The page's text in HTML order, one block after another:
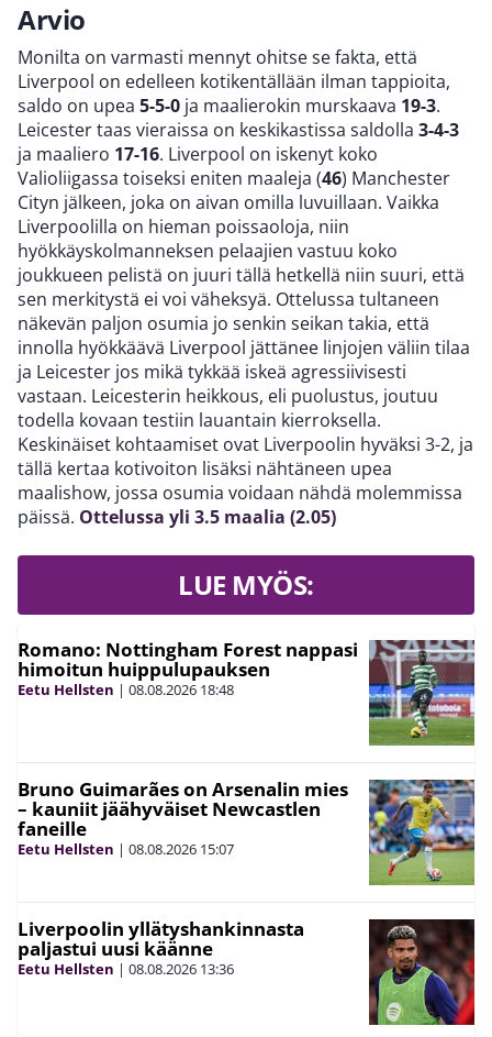
Arvio
Monilta on varmasti mennyt ohitse se fakta, että
Liverpool on edelleen kotikentällään ilman tappioita,
saldo on upea 5-5-0 ja maalierokin murskaava 19-3.
Leicester taas vieraissa on keskikastissa saldolla 3-4-3
ja maaliero 17-16. Liverpool on iskenyt koko
Valioliigassa toiseksi eniten maaleja (46) Manchester
Cityn jälkeen, joka on aivan omilla luvuillaan. Vaikka
Liverpoolilla on hieman poissaoloja, niin
hyökkäyskolmanneksen pelaajien vastuu koko
joukkueen pelistä on juuri tällä hetkellä niin suuri, että
sen merkitystä ei voi väheksyä. Ottelussa tultaneen
näkevän paljon osumia jo senkin seikan takia, että
innolla hyökkäävä Liverpool jättänee linjojen väliin tilaa
ja Leicester jos mikä tykkää iskeä agressiivisesti
vastaan. Leicesterin heikkous, eli puolustus, joutuu
todella kovaan testiin lauantain kierroksella.
Keskinäiset kohtaamiset ovat Liverpoolin hyväksi 3-2, ja
tällä kertaa kotivoiton lisäksi nähtäneen upea
maalishow, jossa osumia voidaan nähdä molemmissa
päissä. Ottelussa yli 3.5 maalia (2.05)
LUE MYÖS:
Romano: Nottingham Forest nappasi
himoitun huippulupauksen
Eetu Hellsten | 08.08.2026 18:48
Bruno Guimarães on Arsenalin mies
– kauniit jäähyväiset Newcastlen
faneille
Eetu Hellsten | 08.08.2026 15:07
Liverpoolin yllätyshankinnasta
paljastui uusi käänne
Eetu Hellsten | 08.08.2026 13:36